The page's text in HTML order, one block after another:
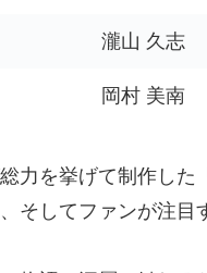
瀧山 久志
岡村 美南
力を挙げて制作し
そしてファンが注